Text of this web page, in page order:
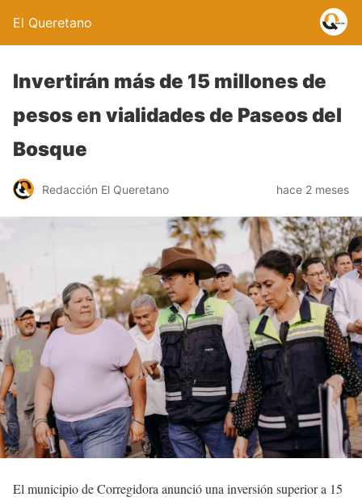
El Queretano
Invertirán más de 15 millones de
pesos en vialidades de Paseos del
Bosque
Redacción El Queretano hace 2 meses
El municipio de Corregidora anunció una inversión superior a 15